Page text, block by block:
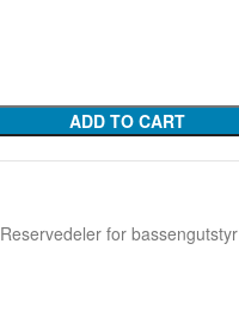
ADD TO CART
Reservedeler for bassengutstyr